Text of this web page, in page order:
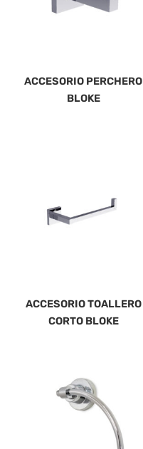
ACCESORIO PERCHERO
BLOKE
ACCESORIO TOALLERO
CORTO BLOKE